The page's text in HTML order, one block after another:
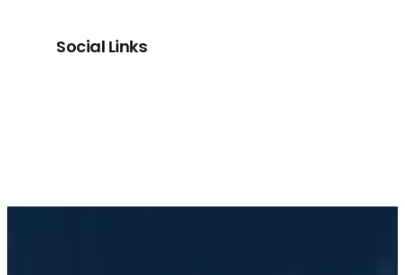
Social Links